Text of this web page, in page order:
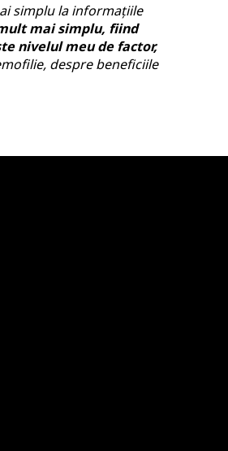
simplu la informațiile
mai simplu, fiind
nivelul meu de factor,
despre beneficiile